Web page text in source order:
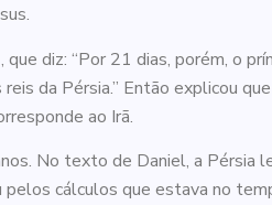
diz: “Por 21 dias, porém, o
da Pérsia.” Então explicou
ao Irã.
No texto de Daniel, a Pérsia
cálculos que estava no